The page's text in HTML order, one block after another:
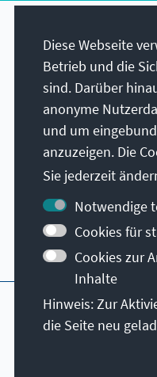
Weitere Angebote der
Impressum
Diese Webseite
Betrieb und die
sind. Darüber
anonyme
und um
anzuzeigen. Die
Sie jederzeit
Notwendige
Cookies für
Cookies zur
Inhalte
Hinweis: Zur
die Seite neu